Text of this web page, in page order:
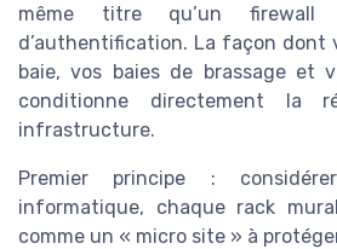
même titre qu’un
d’authentification. La façon dont
baie, vos baies de brassage et
conditionne directement la
infrastructure.
Premier principe :
informatique, chaque rack
comme un « micro site » à